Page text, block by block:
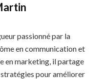
passionné par la
en communication et
en marketing, il partage
pour améliorer